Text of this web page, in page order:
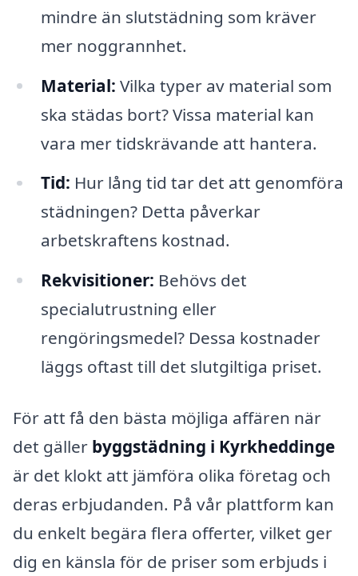
mindre än slutstädning som kräver
mer noggrannhet.
Material: Vilka typer av material som
ska städas bort? Vissa material kan
vara mer tidskrävande att hantera.
Tid: Hur lång tid tar det att genomföra
städningen? Detta påverkar
arbetskraftens kostnad.
Rekvisitioner: Behövs det
specialutrustning eller
rengöringsmedel? Dessa kostnader
läggs oftast till det slutgiltiga priset.
För att få den bästa möjliga affären när
det gäller byggstädning i Kyrkheddinge
är det klokt att jämföra olika företag och
deras erbjudanden. På vår plattform kan
du enkelt begära flera offerter, vilket ger
dig en känsla för de priser som erbjuds i